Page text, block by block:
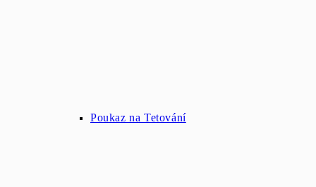
Poukaz na Tetování